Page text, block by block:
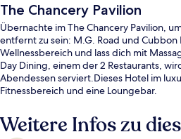
The Chancery Pavilion
Übernachte im The Chancery Pavilion,
entfernt zu sein: M.G. Road und Cubbon
Wellnessbereich und lass dich mit
Day Dining, einem der 2 Restaurants,
Abendessen serviert.Dieses Hotel im
Fitnessbereich und eine Loungebar.
Weitere Infos zu